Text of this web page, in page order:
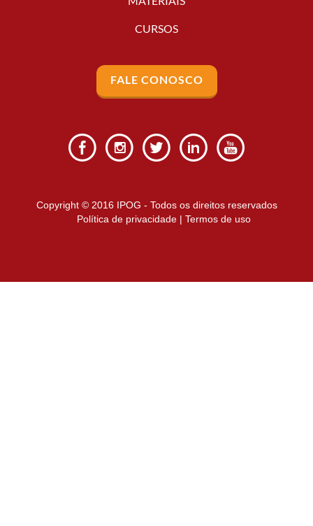
CURSOS
FALE CONOSCO
Copyright © 2016 IPOG - Todos os direitos reservados
Política de privacidade| Termos de uso